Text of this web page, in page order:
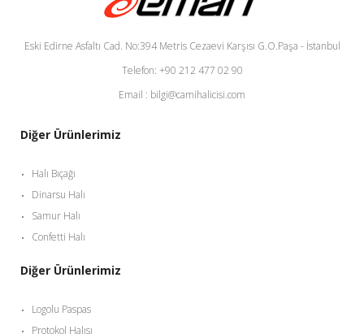
Eski Edirne Asfaltı Cad. No:394 Metris Cezaevi Karşısı G.O.Paşa - İstanbul
Telefon: +90 212 477 02 90
Email : bilgi@camihalicisi.com
Diğer Ürünlerimiz
Halı Bıçağı
Dinarsu Halı
Samur Halı
Confetti Halı
Diğer Ürünlerimiz
Logolu Paspas
Protokol Halısı